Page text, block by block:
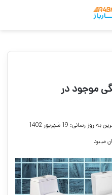
موجود در
به روز رسانی: 19 شهریور 1402